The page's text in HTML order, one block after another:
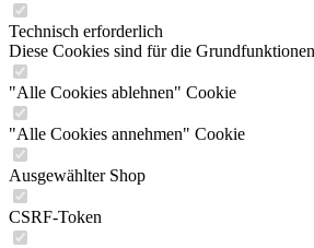
Technisch erforderlich
Diese Cookies sind für die
"Alle Cookies ablehnen" Cookie
"Alle Cookies annehmen" Cookie
Ausgewählter Shop
CSRF-Token